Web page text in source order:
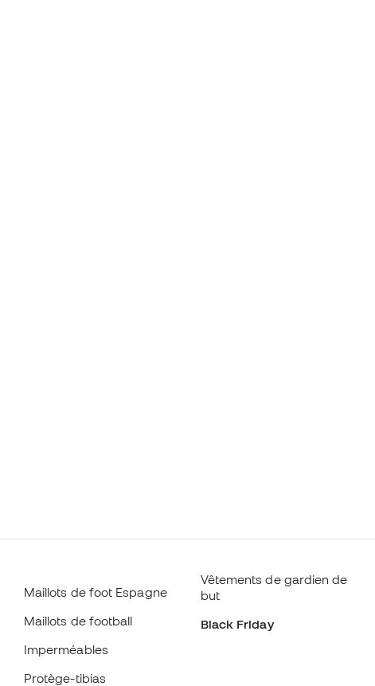
Maillots de foot Espagne
Maillots de football
Imperméables
Protège-tibias
Vêtements de gardien de
but
Black Friday